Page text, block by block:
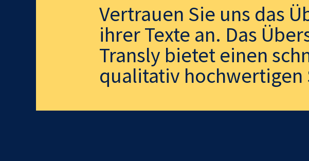
Vertrauen Sie uns das
ihrer Texte an. Das
Transly bietet einen
qualitativ hochwertigen